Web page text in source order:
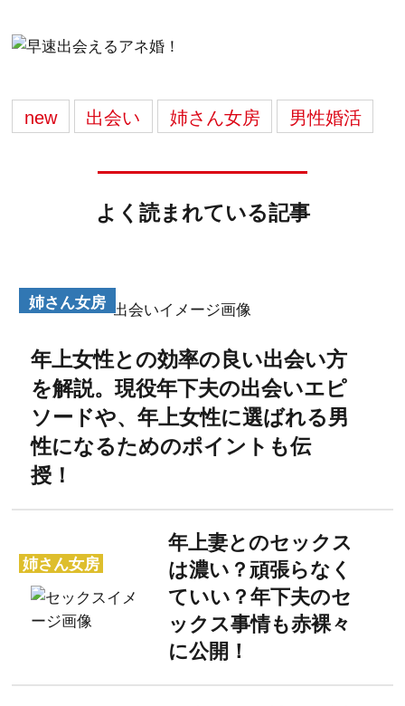
new 出会い 姉さん女房 男性婚活
よく読まれている記事
姉さん女房
年上女性との効率の良い出会い方
を解説。現役年下夫の出会いエピ
ソードや、年上女性に選ばれる男
性になるためのポイントも伝
授！
姉さん女房
年上妻とのセックス
は濃い？頑張らなく
ていい？年下夫のセ
ックス事情も赤裸々
に公開！